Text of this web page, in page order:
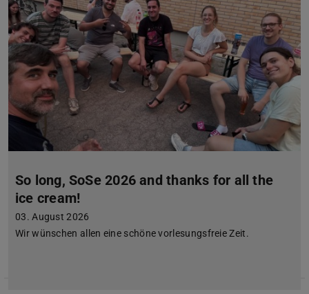
So long, SoSe 2026 and thanks for all the
ice cream!
03. August 2026
Wir wünschen allen eine schöne vorlesungsfreie Zeit.